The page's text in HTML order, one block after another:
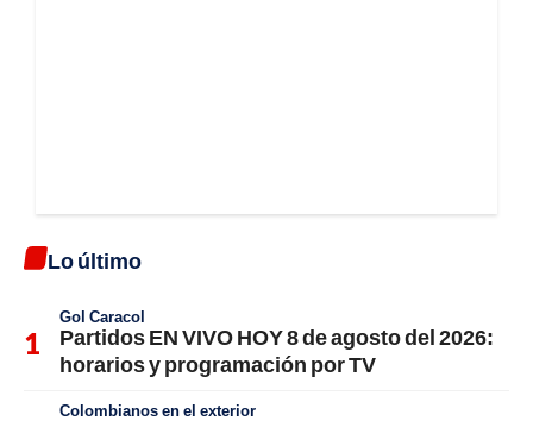
Lo último
Gol Caracol
Partidos EN VIVO HOY 8 de agosto del 2026:
horarios y programación por TV
Colombianos en el exterior